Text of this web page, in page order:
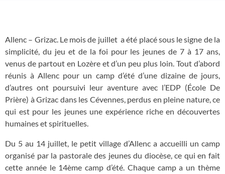
Allenc – Grizac. Le mois de juillet a été placé sous le signe de la
simplicité, du jeu et de la foi pour les jeunes de 7 à 17 ans,
venus de partout en Lozère et d’un peu plus loin. Tout d’abord
réunis à Allenc pour un camp d’été d’une dizaine de jours,
d’autres ont poursuivi leur aventure avec l’EDP (École De
Prière) à Grizac dans les Cévennes, perdus en pleine nature, ce
qui est pour les jeunes une expérience riche en découvertes
humaines et spirituelles.
Du 5 au 14 juillet, le petit village d’Allenc a accueilli un camp
organisé par la pastorale des jeunes du diocèse, ce qui en fait
cette année le 14ème camp d’été. Chaque camp a un thème